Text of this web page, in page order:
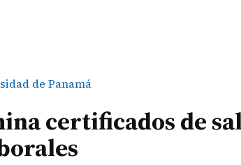
de Panamá
certificados de